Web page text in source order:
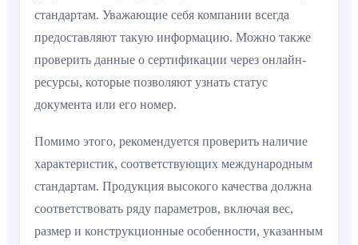
стандартам. Уважающие себя компании всегда
предоставляют такую информацию. Можно также
проверить данные о сертификации через онлайн-
ресурсы, которые позволяют узнать статус
документа или его номер.
Помимо этого, рекомендуется проверить наличие
характеристик, соответствующих международным
стандартам. Продукция высокого качества должна
соответствовать ряду параметров, включая вес,
размер и конструкционные особенности, указанным